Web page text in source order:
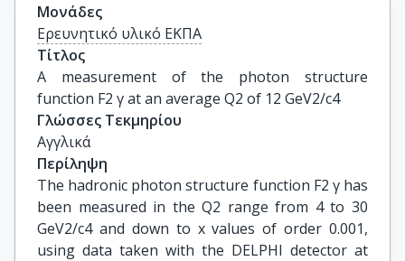
Μονάδες
Ερευνητικό υλικό ΕΚΠΑ
Τίτλος
A measurement of the photon structure
function F2 γ at an average Q2 of 12 GeV2/c4
Γλώσσες Τεκμηρίου
Αγγλικά
Περίληψη
The hadronic photon structure function F2 γ has
been measured in the Q2 range from 4 to 30
GeV2/c4 and down to x values of order 0.001,
using data taken with the DELPHI detector at